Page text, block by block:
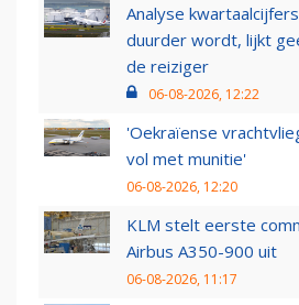
Analyse
duurder wordt, lijkt
de reiziger
06-08-2026, 12:22
'Oekraïense
vol met munitie'
06-08-2026, 12:20
KLM stelt eerste
Airbus A350-900 uit
06-08-2026, 11:17